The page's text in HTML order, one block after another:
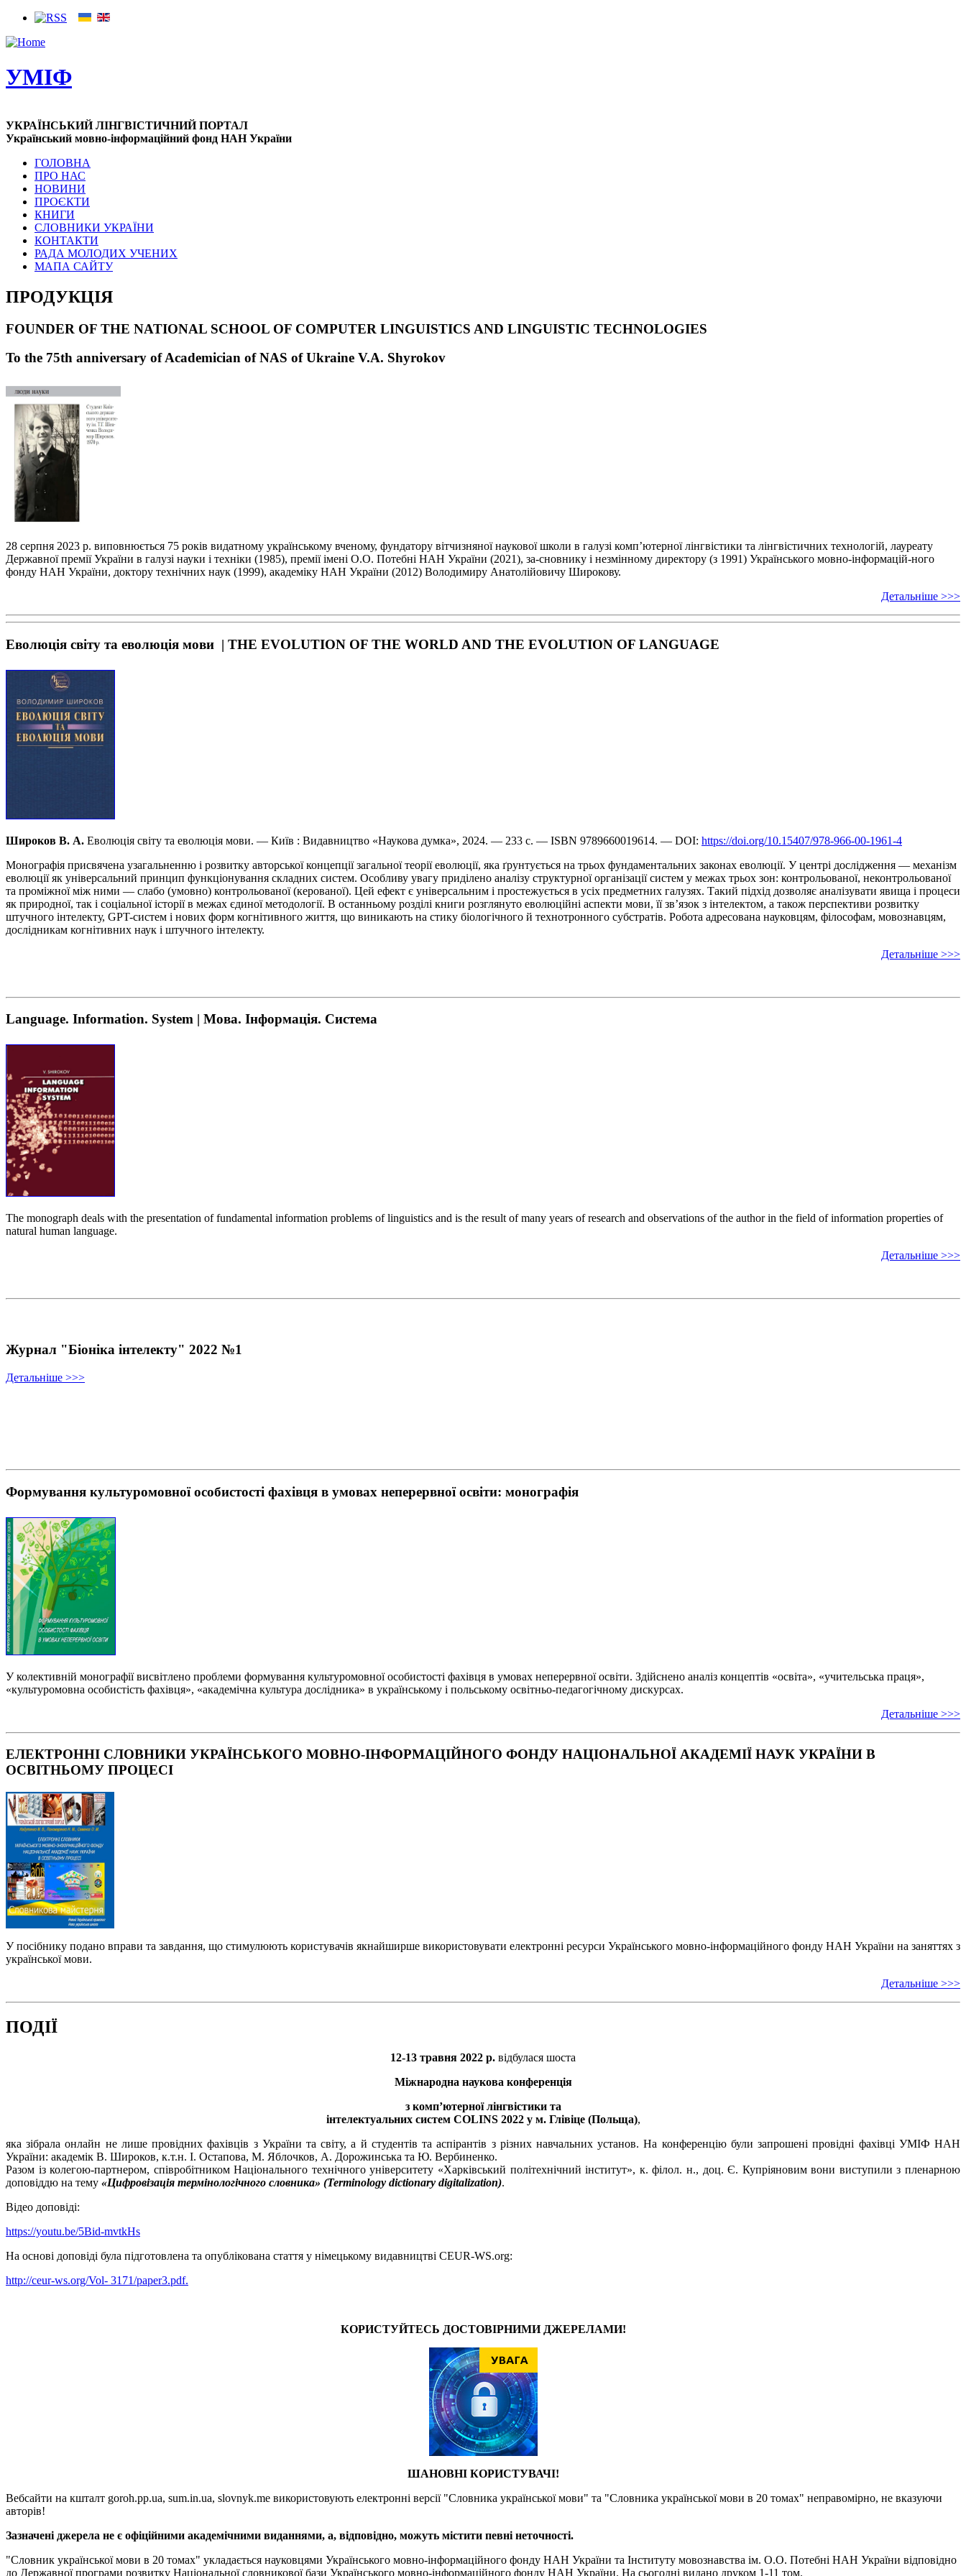
УМІФ
УКРАЇНСЬКИЙ ЛІНГВІСТИЧНИЙ ПОРТАЛ
Український мовно-інформаційний фонд НАН України
ГОЛОВНА
ПРО НАС
НОВИНИ
ПРОЄКТИ
КНИГИ
СЛОВНИКИ УКРАЇНИ
КОНТАКТИ
РАДА МОЛОДИХ УЧЕНИХ
МАПА САЙТУ
ПРОДУКЦІЯ
FOUNDER OF THE NATIONAL SCHOOL OF COMPUTER LINGUISTICS AND LINGUISTIC TECHNOLOGIES
To the 75th anniversary of Academician of NAS of Ukraine V.A. Shyrokov
28 серпня 2023 р. виповнюється 75 років видатному українському вченому, фундатору вітчизняної наукової школи в галузі комп’ютерної лінгвістики та лінгвістичних технологій, лауреату
Державної премії України в галузі науки і техніки (1985), премії імені О.О. Потебні НАН України (2021), за-сновнику і незмінному директору (з 1991) Українського мовно-інформацій-ного
фонду НАН України, доктору технічних наук (1999), академіку НАН України (2012) Володимиру Анатолійовичу Широкову.
Детальніше >>>
Еволюція світу та еволюція мови | THE EVOLUTION OF THE WORLD AND THE EVOLUTION OF LANGUAGE
Широков В. А. Еволюція світу та еволюція мови. — Київ : Видавництво «Наукова думка», 2024. — 233 с. — ISBN 9789660019614. — DOI: https://doi.org/10.15407/978-966-00-1961-4
Монографія присвячена узагальненню і розвитку авторської концепції загальної теорії еволюції, яка ґрунтується на трьох фундаментальних законах еволюції. У центрі дослідження — механізм
еволюції як універсальний принцип функціонування складних систем. Особливу увагу приділено аналізу структурної організації систем у межах трьох зон: контрольованої, неконтрольованої
та проміжної між ними — слабо (умовно) контрольованої (керованої). Цей ефект є універсальним і простежується в усіх предметних галузях. Такий підхід дозволяє аналізувати явища і процеси
як природної, так і соціальної історії в межах єдиної методології. В останньому розділі книги розглянуто еволюційні аспекти мови, її зв’язок з інтелектом, а також перспективи розвитку
штучного інтелекту, GPT-систем і нових форм когнітивного життя, що виникають на стику біологічного й технотронного субстратів. Робота адресована науковцям, філософам, мовознавцям,
дослідникам когнітивних наук і штучного інтелекту.
Детальніше >>>
Language. Information. System | Мова. Інформація. Система
The monograph deals with the presentation of fundamental information problems of linguistics and is the result of many years of research and observations of the author in the field of information properties of
natural human language.
Детальніше >>>
Журнал "Біоніка інтелекту" 2022 №1
Детальніше >>>
Формування культуромовної особистості фахівця в умовах неперервної освіти: монографія
У колективній монографії висвітлено проблеми формування культуромовної особистості фахівця в умовах неперервної освіти. Здійснено аналіз концептів «освіта», «учительська праця»,
«культуромовна особистість фахівця», «академічна культура дослідника» в українському і польському освітньо-педагогічному дискурсах.
Детальніше >>>
ЕЛЕКТРОННІ СЛОВНИКИ УКРАЇНСЬКОГО МОВНО-ІНФОРМАЦІЙНОГО ФОНДУ НАЦІОНАЛЬНОЇ АКАДЕМІЇ НАУК УКРАЇНИ В
ОСВІТНЬОМУ ПРОЦЕСІ
У посібнику подано вправи та завдання, що стимулюють користувачів якнайширше використовувати електронні ресурси Українського мовно-інформаційного фонду НАН України на заняттях з
української мови.
Детальніше >>>
ПОДІЇ
12-13 травня 2022 р. відбулася шоста
Міжнародна наукова конференція
з комп’ютерної лінгвістики та
інтелектуальних систем COLINS 2022 у м. Глівіце (Польща),
яка зібрала онлайн не лише провідних фахівців з України та світу, а й студентів та аспірантів з різних навчальних установ. На конференцію були запрошені провідні фахівці УМІФ НАН
України: академік В. Широков, к.т.н. І. Остапова, М. Яблочков, А. Дорожинська та Ю. Вербиненко.
Разом із колегою-партнером, співробітником Національного технічного університету «Харківський політехнічний інститут», к. філол. н., доц. Є. Купріяновим вони виступили з пленарною
доповіддю на тему «Цифровізація термінологічного словника» (Terminology dictionary digitalization).
Відео доповіді:
https://youtu.be/5Bid-mvtkHs
На основі доповіді була підготовлена та опублікована стаття у німецькому видавництві CEUR-WS.org:
http://ceur-ws.org/Vol- 3171/paper3.pdf.
КОРИСТУЙТЕСЬ ДОСТОВІРНИМИ ДЖЕРЕЛАМИ!
ШАНОВНІ КОРИСТУВАЧІ!
Вебсайти на кшталт goroh.pp.ua, sum.in.ua, slovnyk.me використовують електронні версії "Словника української мови" та "Словника української мови в 20 томах" неправомірно, не вказуючи
авторів!
Зазначені джерела не є офіційними академічними виданнями, а, відповідно, можуть містити певні неточності.
"Словник української мови в 20 томах" укладається науковцями Українського мовно-інформаційного фонду НАН України та Інституту мовознавства ім. О.О. Потебні НАН України відповідно
до Державної програми розвитку Національної словникової бази Українського мовно-інформаційного фонду НАН України. На сьогодні видано друком 1-11 том.